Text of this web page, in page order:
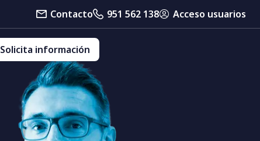
Contacto 951 562 138 Acceso usuarios
Solicita información